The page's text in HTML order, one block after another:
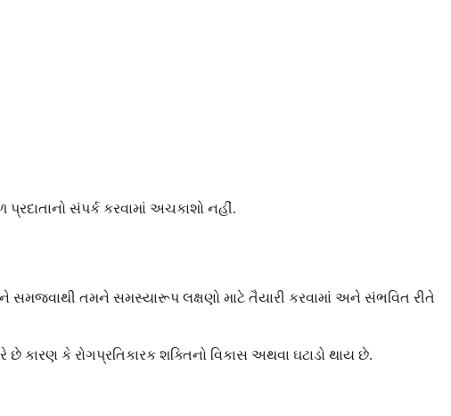
સંપર્ક કરવામાં અચકાશો નહીં.
તમને સમસ્યારૂપ લક્ષણો માટે તૈયારી કરવામાં અને સંભવિત રીતે
કારણ કે રોગપ્રતિકારક શક્તિનો વિકાસ અથવા ઘટાડો થાય છે.